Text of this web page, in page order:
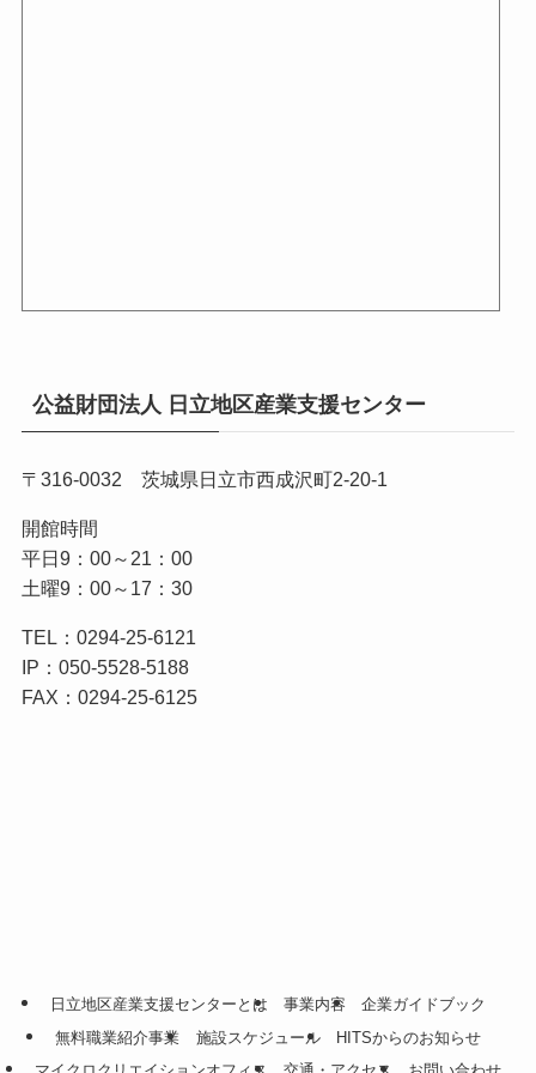
公益財団法人 日立地区産業支援センター
〒316-0032 茨城県日立市西成沢町2-20-1
開館時間
平日9：00～21：00
土曜9：00～17：30
TEL：0294-25-6121
IP：050-5528-5188
FAX：0294-25-6125
日立地区産業支援センターとは 事業内容
企業ガイドブック
無料職業紹介事業
施設スケジュール
HITSからのお知らせ